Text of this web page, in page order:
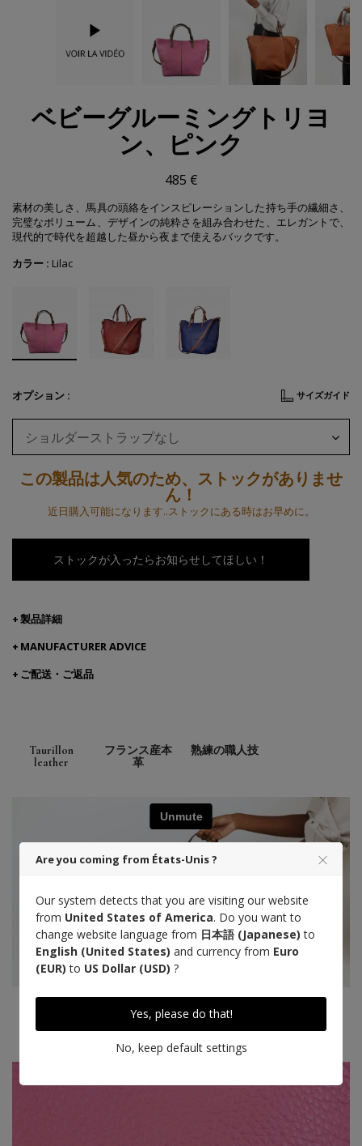
ベビーグルーミングトリヨ
ン、ピンク
485 €
素材の美しさ、馬具の頭絡をインスピレーションした持ち手の繊細さ、
完璧なボリューム、デザインの純粋さを組み合わせた、エレガントで、
現代的で時代を超越した昼から夜まで使えるバックです。
カラー : Lilac
オプション : サイズガイド
ショルダーストラップなし
この製品は人気のため、ストックがありませ
ん！
近日購入可能になります..ストックにある時はお早めに。
ストックが入ったらお知らせしてほしい！
製品詳細
MANUFACTURER ADVICE
ご配送・ご返品
Taurillon
leather
フランス産本
革
熟練の職人技
Are you coming from États-Unis ?
Our system detects that you are visiting our website
from United States of America. Do you want to
change website language from 日本語 (Japanese) to
English (United States) and currency from Euro
(EUR) to US Dollar (USD) ?
Yes, please do that!
No, keep default settings